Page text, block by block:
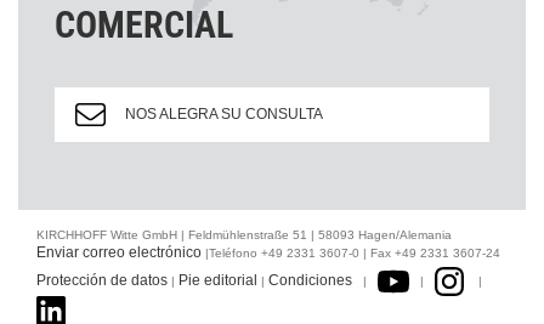
COMERCIAL
NOS ALEGRA SU CONSULTA
KIRCHHOFF Witte GmbH | Feldmühlenstraße 51 | 58093 Hagen/Alemania
Enviar correo electrónico |Teléfono +49 2331 3607-0 | Fax +49 2331 3607-24
Protección de datos | Pie editorial | Condiciones | | |